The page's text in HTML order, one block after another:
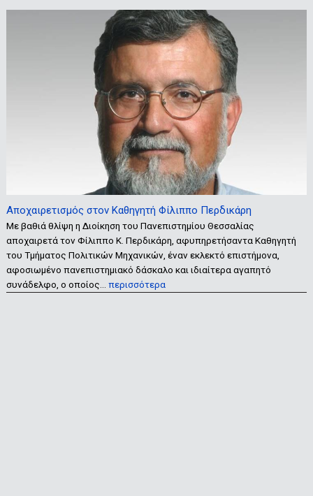
Αποχαιρετισμός στον Καθηγητή Φίλιππο Περδικάρη
Με βαθιά θλίψη η Διοίκηση του Πανεπιστημίου Θεσσαλίας
αποχαιρετά τον Φίλιππο Κ. Περδικάρη, αφυπηρετήσαντα Καθηγητή
του Τμήματος Πολιτικών Μηχανικών, έναν εκλεκτό επιστήμονα,
αφοσιωμένο πανεπιστημιακό δάσκαλο και ιδιαίτερα αγαπητό
συνάδελφο, ο οποίος… περισσότερα